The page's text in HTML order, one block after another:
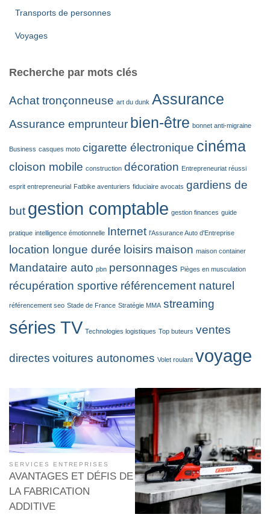
Transports de personnes
Voyages
Recherche par mots clés
Achat tronçonneuse art du dunk Assurance
Assurance emprunteur bien-être bonnet anti-migraine
Business casques moto cigarette électronique cinéma
cloison mobile construction décoration Entrepreneuriat réussi
esprit entrepreneurial Fatbike aventuriers fiduciaire avocats gardiens de
but gestion comptable gestion finances guide
pratique intelligence émotionnelle Internet l'Assurance Auto d'Entreprise
location longue durée loisirs maison maison container
Mandataire auto pbn personnages Pièges en musculation
récupération sportive référencement naturel
référencement seo Stade de France Stratégie MMA streaming
séries TV Technologies logistiques Top buteurs ventes
directes voitures autonomes Volet roulant voyage
SERVICES ENTREPRISES
AVANTAGES ET DÉFIS DE
LA FABRICATION
ADDITIVE